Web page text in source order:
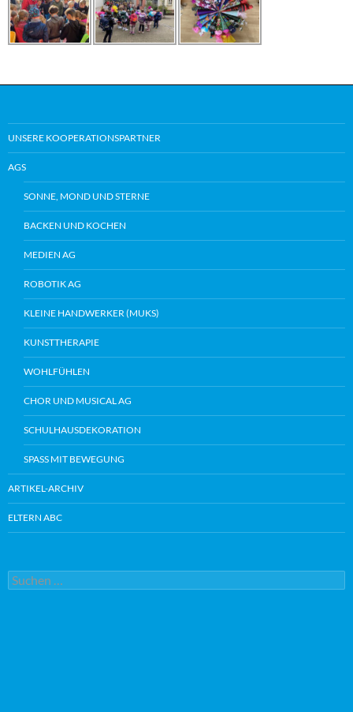
UNSERE KOOPERATIONSPARTNER
AGS
SONNE, MOND UND STERNE
BACKEN UND KOCHEN
MEDIEN AG
ROBOTIK AG
KLEINE HANDWERKER (MUKS)
KUNSTTHERAPIE
WOHLFÜHLEN
CHOR UND MUSICAL AG
SCHULHAUSDEKORATION
SPASS MIT BEWEGUNG
ARTIKEL-ARCHIV
ELTERN ABC
Suche
nach: